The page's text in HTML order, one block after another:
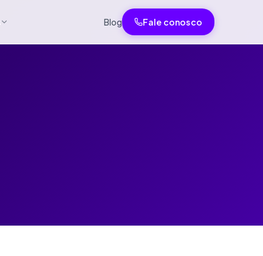
Blog Fale conosco